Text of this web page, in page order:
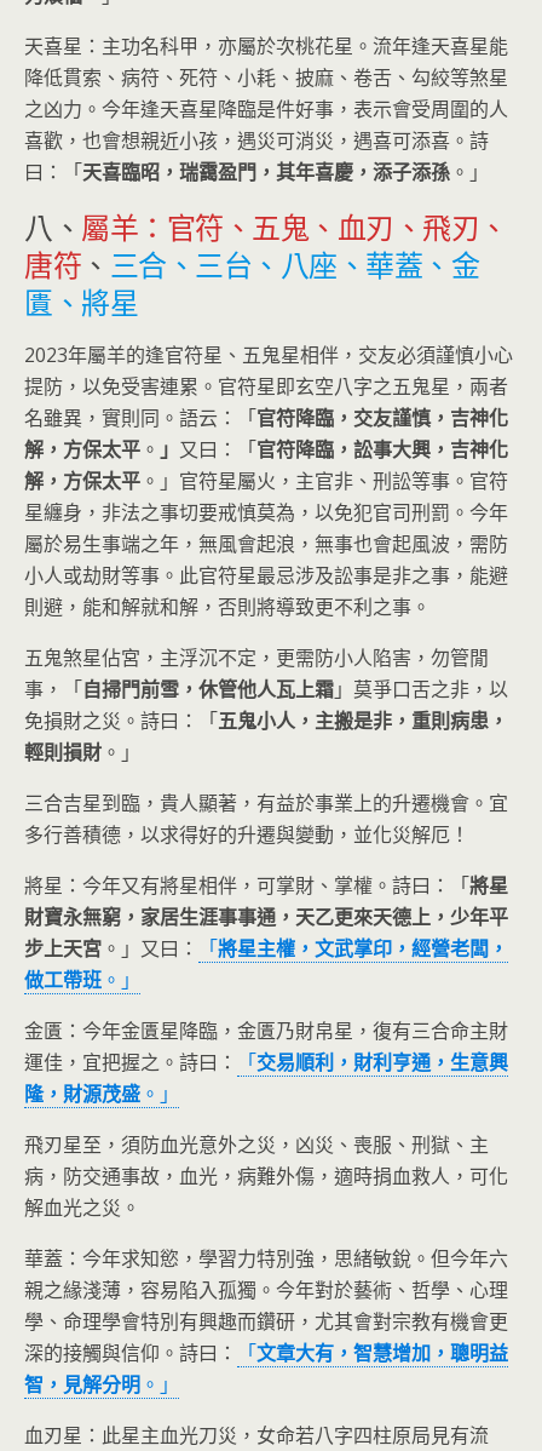
天喜星：主功名科甲，亦屬於次桃花星。流年逢天喜星能
降低貫索、病符、死符、小耗、披麻、卷舌、勾絞等煞星
之凶力。今年逢天喜星降臨是件好事，表示會受周圍的人
喜歡，也會想親近小孩，遇災可消災，遇喜可添喜。詩
曰：「天喜臨昭，瑞靄盈門，其年喜慶，添子添孫 。」
八、 屬羊：官符、五鬼、血刃、飛刃、
唐符 、 三合、三台、八座、華蓋、金
匱、將星
2023年屬羊的逢官符星、五鬼星相伴，交友必須謹慎小心
提防，以免受害連累。官符星即玄空八字之五鬼星，兩者
名雖異，實則同。語云：「官符降臨，交友謹慎，吉神化
解，方保太平 。 」 又曰：「官符降臨，訟事大興，吉神化
解，方保太平 。」官符星屬火，主官非、刑訟等事。官符
星纏身，非法之事切要戒慎莫為，以免犯官司刑罰。今年
屬於易生事端之年，無風會起浪，無事也會起風波，需防
小人或劫財等事。此官符星最忌涉及訟事是非之事，能避
則避，能和解就和解，否則將導致更不利之事。
五鬼煞星佔宮，主浮沉不定，更需防小人陷害，勿管閒
事，「自掃門前雪，休管他人瓦上霜」莫爭口舌之非，以
免損財之災。詩曰：「五鬼小人，主搬是非，重則病患，
輕則損財 。」
三合吉星到臨，貴人顯著，有益於事業上的升遷機會。宜
多行善積德，以求得好的升遷與變動，並化災解厄！
將星：今年又有將星相伴，可掌財、掌權。詩曰：「將星
財寶永無窮，家居生涯事事通，天乙更來天德上，少年平
步上天宮 。」又曰： 「將星主權，文武掌印，經營老闆，
做工帶班 。」
金匱：今年金匱星降臨，金匱乃財帛星，復有三合命主財
運佳，宜把握之。詩曰：
「交易順利，財利亨通，生意興
隆，財源茂盛 。」
飛刃星至，須防血光意外之災，凶災、喪服、刑獄、主
病，防交通事故，血光，病難外傷，適時捐血救人，可化
解血光之災。
華蓋：今年求知慾，學習力特別強，思緒敏銳。但今年六
親之緣淺薄，容易陷入孤獨。今年對於藝術、哲學、心理
學、命理學會特別有興趣而鑽研，尤其會對宗教有機會更
深的接觸與信仰。詩曰：
「文章大有，智慧增加，聰明益
智，見解分明 。」
血刃星：此星主血光刀災，女命若八字四柱原局見有流